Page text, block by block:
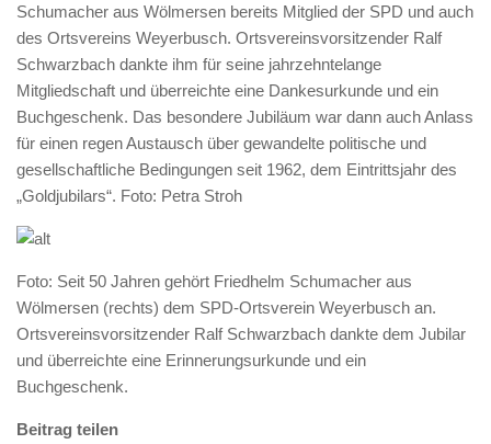
Schumacher aus Wölmersen bereits Mitglied der SPD und auch
des Ortsvereins Weyerbusch. Ortsvereinsvorsitzender Ralf
Schwarzbach dankte ihm für seine jahrzehntelange
Mitgliedschaft und überreichte eine Dankesurkunde und ein
Buchgeschenk. Das besondere Jubiläum war dann auch Anlass
für einen regen Austausch über gewandelte politische und
gesellschaftliche Bedingungen seit 1962, dem Eintrittsjahr des
„Goldjubilars“. Foto: Petra Stroh
Foto: Seit 50 Jahren gehört Friedhelm Schumacher aus
Wölmersen (rechts) dem SPD-Ortsverein Weyerbusch an.
Ortsvereinsvorsitzender Ralf Schwarzbach dankte dem Jubilar
und überreichte eine Erinnerungsurkunde und ein
Buchgeschenk.
Beitrag teilen